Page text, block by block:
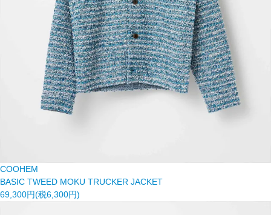
COOHEM
BASIC TWEED MOKU TRUCKER JACKET
69,300円(税6,300円)